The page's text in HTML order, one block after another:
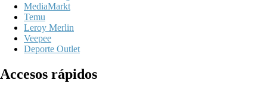
MediaMarkt
Temu
Leroy Merlin
Veepee
Deporte Outlet
Accesos rápidos